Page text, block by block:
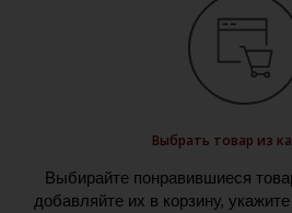
Выбрать товар из
Выбирайте понравившиеся
добавляйте их в корзину,